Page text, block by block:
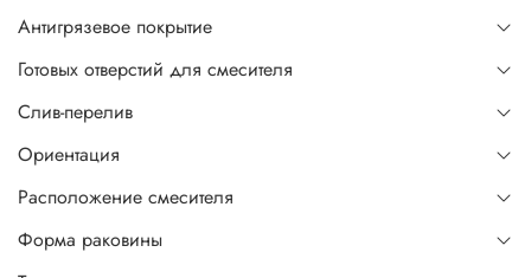
Антигрязевое покрытие
Готовых отверстий для смесителя
Слив-перелив
Ориентация
Расположение смесителя
Форма раковины